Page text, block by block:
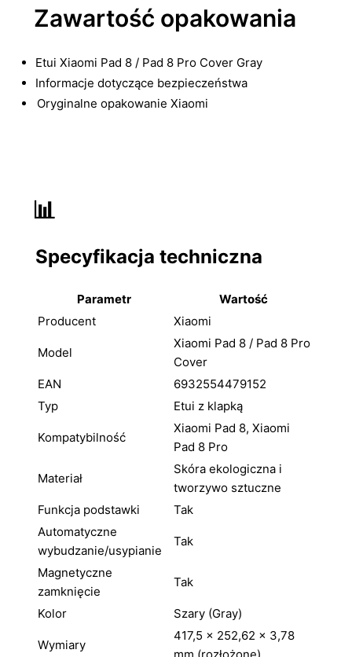
Zawartość opakowania
Etui Xiaomi Pad 8 / Pad 8 Pro Cover Gray
Informacje dotyczące bezpieczeństwa
Oryginalne opakowanie Xiaomi
📊
Specyfikacja techniczna
Parametr
Wartość
Producent
Xiaomi
Model
Xiaomi Pad 8 / Pad 8 Pro
Cover
EAN
6932554479152
Typ
Etui z klapką
Kompatybilność
Xiaomi Pad 8, Xiaomi
Pad 8 Pro
Materiał
Skóra ekologiczna i
tworzywo sztuczne
Funkcja podstawki
Tak
Automatyczne
wybudzanie/usypianie
Tak
Magnetyczne
zamknięcie
Tak
Kolor Szary (Gray)
Wymiary
417,5 × 252,62 × 3,78
mm (rozłożone)